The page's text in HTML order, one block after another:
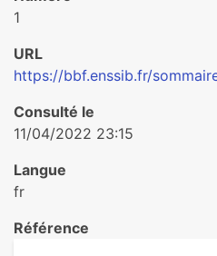
1
URL
https://bbf.enssib.fr/
Consulté le
11/04/2022 23:15
Langue
fr
Référence